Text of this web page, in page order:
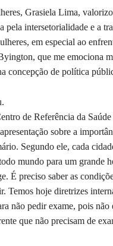
Grasiela Lima,
intersetorialidade e a
em especial ao
que me emociona
concepção de política
de Referência da
sobre a
Segundo ele, cada
mundo para um grande
É preciso saber as
Temos hoje diretrizes
não pedir exame, pois
que não precisam de